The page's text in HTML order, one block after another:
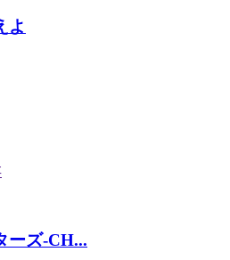
よ
ーズ-CH...